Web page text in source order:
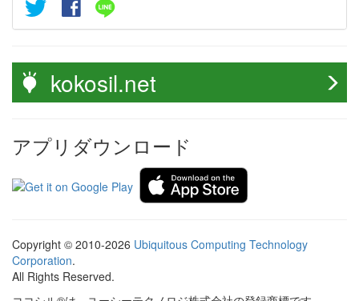
kokosil.net
アプリダウンロード
Copyright © 2010-2026 Ubiquitous Computing Technology
Corporation.
All Rights Reserved.